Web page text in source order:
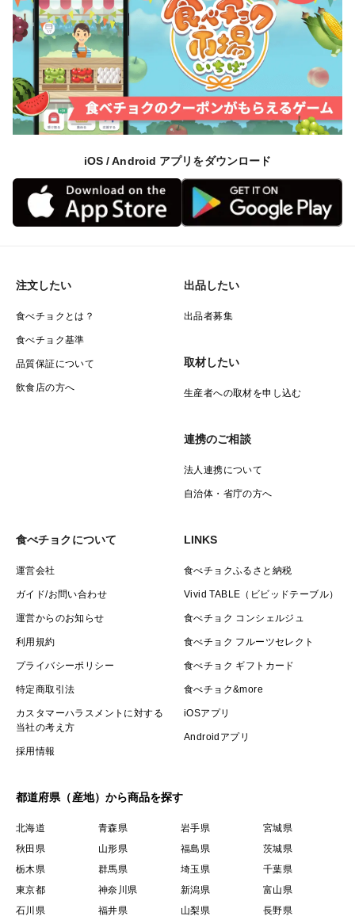
iOS / Android アプリをダウンロード
注文したい
食べチョクとは？
食べチョク基準
品質保証について
飲食店の方へ
出品したい
出品者募集
取材したい
生産者への取材を申し込む
連携のご相談
法人連携について
自治体・省庁の方へ
食べチョクについて
運営会社
ガイド/お問い合わせ
運営からのお知らせ
利用規約
プライバシーポリシー
特定商取引法
カスタマーハラスメントに対する
当社の考え方
採用情報
LINKS
食べチョクふるさと納税
Vivid TABLE（ビビッドテーブル）
食べチョク コンシェルジュ
食べチョク フルーツセレクト
食べチョク ギフトカード
食べチョク&more
iOSアプリ
Androidアプリ
都道府県（産地）から商品を探す
北海道 青森県 岩手県
宮城県
秋田県
山形県 福島県
茨城県
栃木県
群馬県 埼玉県
千葉県
東京都
神奈川県 新潟県
富山県
石川県
福井県 山梨県 長野県